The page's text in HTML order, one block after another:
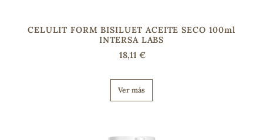
CELULIT FORM BISILUET ACEITE SECO 100ml
INTERSA LABS
18,11 €
Ver más